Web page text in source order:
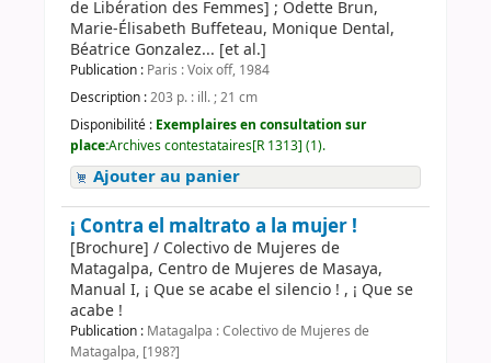
de Libération des Femmes] ; Odette Brun,
Marie-Élisabeth Buffeteau, Monique Dental,
Béatrice Gonzalez... [et al.]
Publication : Paris : Voix off, 1984
Description :203 p. : ill. ; 21 cm
Disponibilité : Exemplaires en consultation sur
place:Archives contestataires[R 1313] (1).
Ajouter au panier
¡ Contra el maltrato a la mujer !
[Brochure] / Colectivo de Mujeres de
Matagalpa, Centro de Mujeres de Masaya,
Manual I, ¡ Que se acabe el silencio ! , ¡ Que se
acabe !
Publication : Matagalpa : Colectivo de Mujeres de
Matagalpa, [198?]